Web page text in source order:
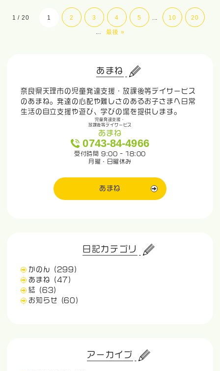
1 / 20 1 2 3 4 5 ... 10 20
... 最後 »
あまね
奈良県天理市の児童発達支援・放課後等デイサービス
のあまね。発達の心配や難しさのあるお子さまへ日常
生活の自立支援や遊び、学びの場を提供します。
児童発達支援・
放課後等デイサービス
あまね
0743-84-4966
受付時間 9:00 - 18:00
月曜・日曜休み
あまね
日記カテゴリ
かのん
(299)
あまね
(47)
結
(63)
お知らせ
(60)
アーカイブ